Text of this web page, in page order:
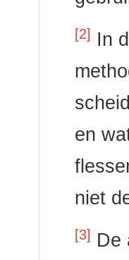
[2] In
en
niet
[3] De